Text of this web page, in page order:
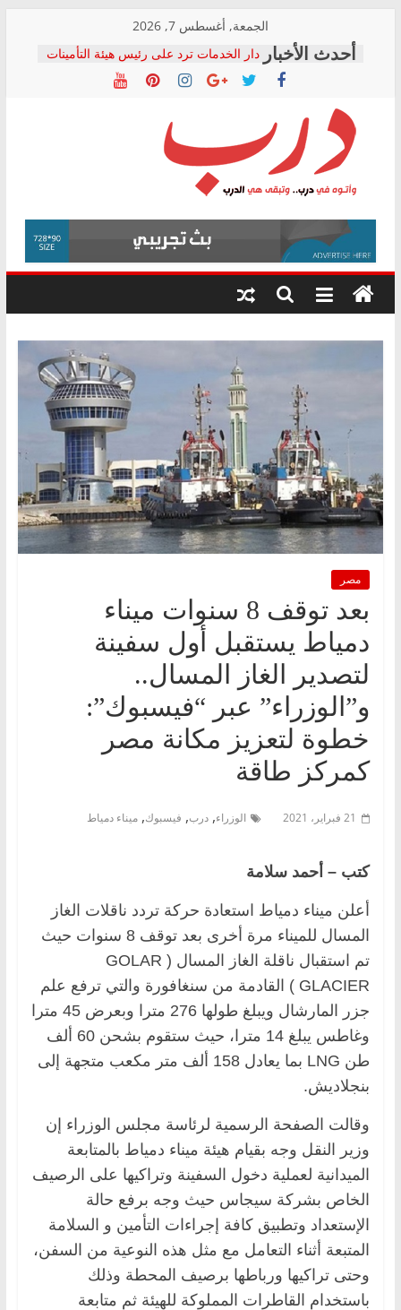
content
الجمعة, أغسطس 7, 2026
دار الخدمات ترد على رئيس هيئة التأمينات
بعد مؤتمره الصحفي: إنكار الأزمة لا ينهي
معاناة أصحاب المعاشات.. ونطالب بكشف
فرحات سليمان يكتب: القطاع الصحي إلى
أين؟
حزب التحالف الشعبي يطلق لجنة “الحق
في الصحة” بالإسكندرية لرصد الانتهاكات
ودعم المرضى
الوزاري لمدينة الصحفيين.. وانتهاء أعمال
إنشاء المبنى الإداري
المجلس القومي لحقوق الإنسان يعلن
متابعة قضية الدكتور محمد زهران.. ويؤكد:
قرينة البراءة وضمانات المحاكمة العادلة
درب
وأتوه
درب..
وتبقى
هي
مصر
بعد توقف 8 سنوات ميناء
دمياط يستقبل أول سفينة
لتصدير الغاز المسال..
و”الوزراء” عبر “فيسبوك”:
خطوة لتعزيز مكانة مصر
كمركز طاقة
21 فبراير، 2021 الوزراء, درب, فيسبوك, ميناء دمياط
كتب – أحمد سلامة
أعلن ميناء دمياط استعادة حركة تردد ناقلات الغاز
المسال للميناء مرة أخرى بعد توقف 8 سنوات حيث
تم استقبال ناقلة الغاز المسال ( GOLAR
GLACIER ) القادمة من سنغافورة والتي ترفع علم
جزر المارشال ويبلغ طولها 276 مترا وبعرض 45 مترا
وغاطس يبلغ 14 مترا، حيث ستقوم بشحن 60 ألف
طن LNG بما يعادل 158 ألف متر مكعب متجهة إلى
بنجلاديش.
وقالت الصفحة الرسمية لرئاسة مجلس الوزراء إن
وزير النقل وجه بقيام هيئة ميناء دمياط بالمتابعة
الميدانية لعملية دخول السفينة وتراكيها على الرصيف
الخاص بشركة سيجاس حيث وجه برفع حالة
الإستعداد وتطبيق كافة إجراءات التأمين و السلامة
المتبعة أثناء التعامل مع مثل هذه النوعية من السفن،
وحتى تراكيها ورباطها برصيف المحطة وذلك
باستخدام القاطرات المملوكة للهيئة ثم متابعة